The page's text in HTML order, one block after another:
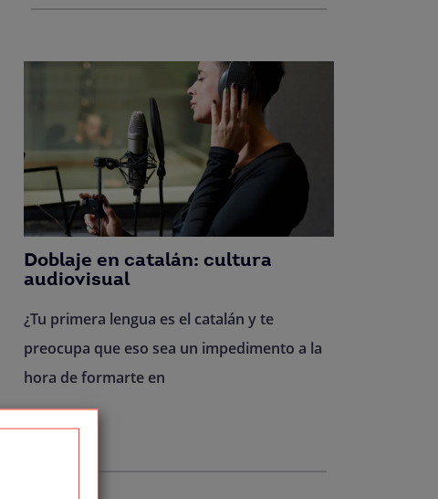
Doblaje en catalán: cultura
audiovisual
¿Tu primera lengua es el catalán y te
preocupa que eso sea un impedimento a la
hora de formarte en